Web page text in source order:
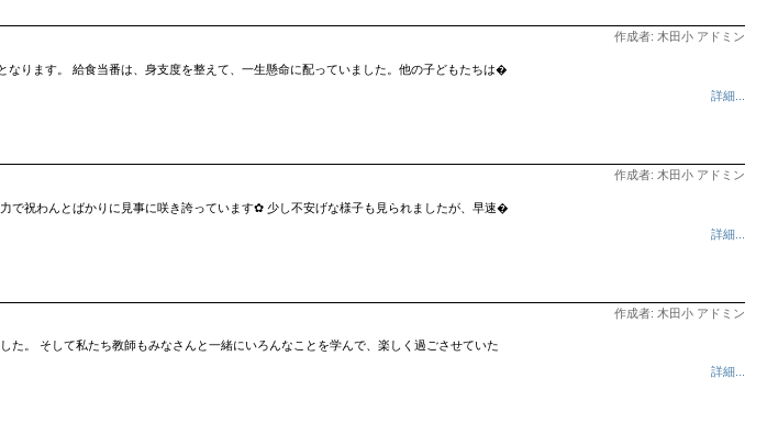
作成者: 木田小 アドミン
ります。 給食当番は、身支度を整えて、一生懸命に配っていました。他の子どもたちは�
詳細...
作成者: 木田小 アドミン
で祝わんとばかりに見事に咲き誇っています✿ 少し不安げな様子も見られましたが、早速�
詳細...
作成者: 木田小 アドミン
。 そして私たち教師もみなさんと一緒にいろんなことを学んで、楽しく過ごさせていた
詳細...